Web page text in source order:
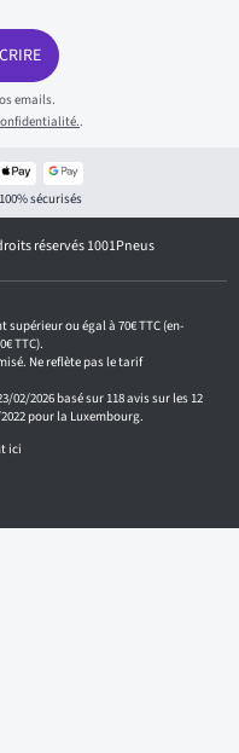
emails.
.
sécurisés
réservés 1001Pneus
ou égal à 70€ TTC (en-
TTC).
Ne reflète pas le tarif
2026 basé sur 118 avis sur les 12
pour la Luxembourg.
ici